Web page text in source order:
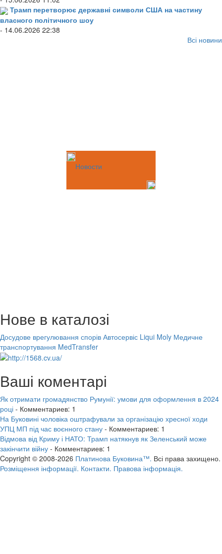
Трамп перетворює державні символи США на частину
власного політичного шоу
- 14.06.2026 22:38
Всі новини
Новости
Нове в каталозі
Досудове врегулювання спорів Автосервіс Liqui Moly Медичне
транспортування MedTransfer
Ваші коментарі
Як отримати громадянство Румунії: умови для оформлення в 2024
році - Комментариев: 1
На Буковині чоловіка оштрафували за організацію хресної ходи
УПЦ МП під час воєнного стану - Комментариев: 1
Відмова від Криму і НАТО: Трамп натякнув як Зеленський може
закінчити війну - Комментариев: 1
Copyright © 2008-2026 Платинова Буковина™. Всі права захищено.
Розміщення інформації. Контакти. Правова інформація.